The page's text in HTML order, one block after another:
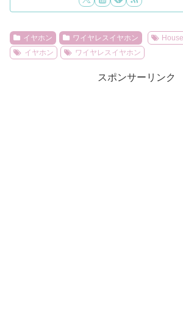
イヤホン ワイヤレスイヤホン
イヤホン
ワイヤレスイヤホン
スポンサーリンク